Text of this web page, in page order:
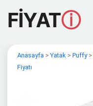
FİYATⓘ
Anasayfa >Yatak > Puffy>
Fiyatı